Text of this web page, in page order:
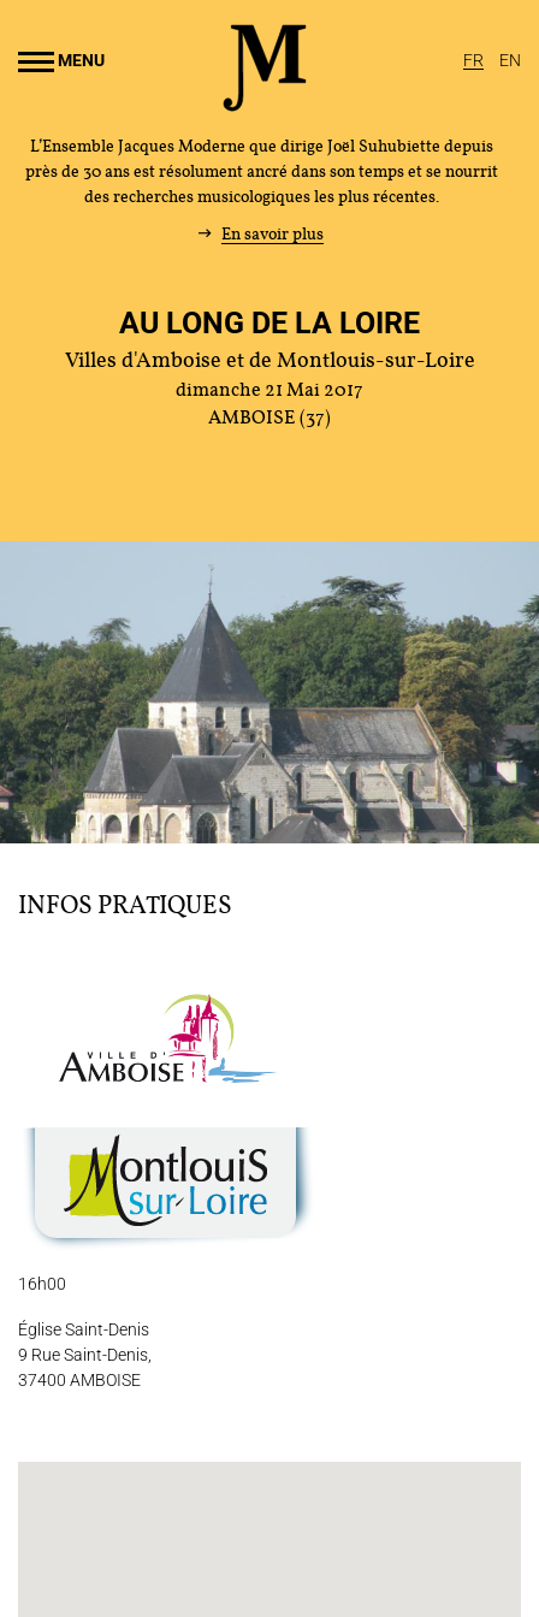
MENU FR EN
L'ENSEMBLE JACQUES MODERNE
JOËL SUHUBIETTE
AGENDA
PROGRAMMES
MÉDIATION CULTURELLE
L’Ensemble Jacques Moderne que dirige Joël Suhubiette depuis
près de 30 ans est résolument ancré dans son temps et se nourrit
des recherches musicologiques les plus récentes.
En savoir plus
AU LONG DE LA LOIRE
Villes d'Amboise et de Montlouis-sur-Loire
dimanche 21 Mai 2017
AMBOISE (37)
INFOS PRATIQUES
16h00
Église Saint-Denis
9 Rue Saint-Denis,
37400 AMBOISE